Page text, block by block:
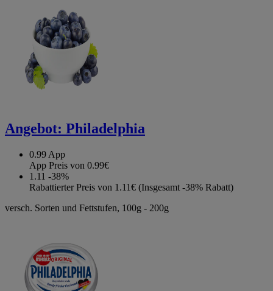
Angebot: Philadelphia
0.99 App
App Preis von 0.99€
1.11 -38%
Rabattierter Preis von 1.11€ (Insgesamt -38% Rabatt)
versch. Sorten und Fettstufen, 100g - 200g